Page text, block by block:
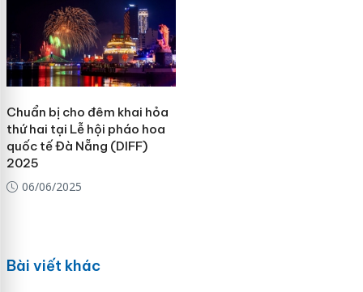
Chuẩn bị cho đêm khai hỏa
thứ hai tại Lễ hội pháo hoa
quốc tế Đà Nẵng (DIFF)
2025
06/06/2025
Bài viết khác